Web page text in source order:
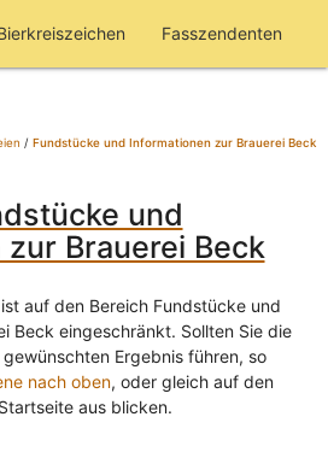
Fasszendenten
/ Fundstücke und Informationen zur Brauerei Beck
und
Brauerei Beck
auf den Bereich Fundstücke und
Beck eingeschränkt. Sollten Sie die
Ergebnis führen, so
nach oben, oder gleich auf den
aus blicken.